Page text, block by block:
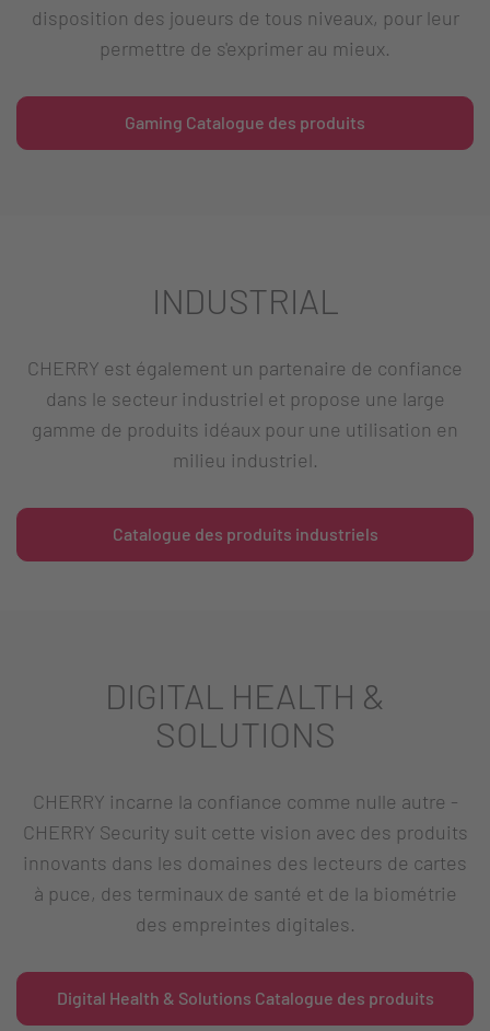
disposition des joueurs de tous niveaux, pour leur
permettre de s'exprimer au mieux.
Gaming Catalogue des produits
INDUSTRIAL
CHERRY est également un partenaire de confiance
dans le secteur industriel et propose une large
gamme de produits idéaux pour une utilisation en
milieu industriel.
Catalogue des produits industriels
DIGITAL HEALTH &
SOLUTIONS
CHERRY incarne la confiance comme nulle autre -
CHERRY Security suit cette vision avec des produits
innovants dans les domaines des lecteurs de cartes
à puce, des terminaux de santé et de la biométrie
des empreintes digitales.
Digital Health & Solutions Catalogue des produits